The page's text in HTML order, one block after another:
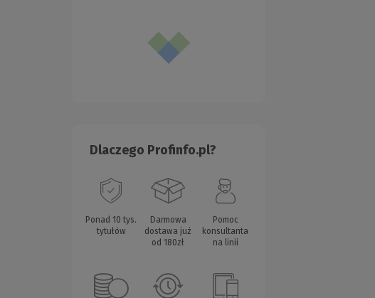
Dlaczego Profinfo.pl?
Ponad 10 tys.
tytułów
Darmowa
dostawa już
od 180zł
Pomoc
konsultanta
na linii